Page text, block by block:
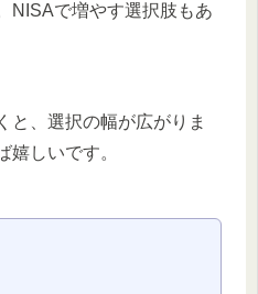
NISAで増やす選択肢もあ
と、選択の幅が広がりま
嬉しいです。